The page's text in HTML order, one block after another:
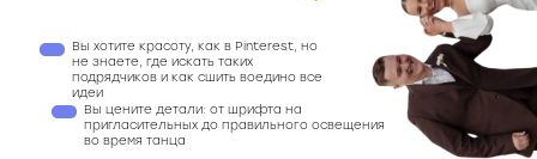
Вы хотите красоту, как в Pinterest, но
не знаете, где искать таких
подрядчиков и как сшить воедино все
идеи
Вы цените детали: от шрифта на
пригласительных до правильного освещения
во время танца